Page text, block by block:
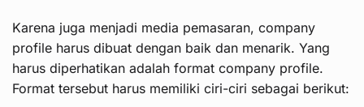
Karena juga menjadi media pemasaran, company
profile harus dibuat dengan baik dan menarik. Yang
harus diperhatikan adalah format company profile.
Format tersebut harus memiliki ciri-ciri sebagai berikut: